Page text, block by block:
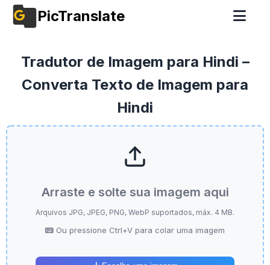
PicTranslate
Tradutor de Imagem para Hindi –
Converta Texto de Imagem para
Hindi
Arraste e solte sua imagem aqui
Arquivos JPG, JPEG, PNG, WebP suportados, máx. 4 MB.
Ou pressione Ctrl+V para colar uma imagem